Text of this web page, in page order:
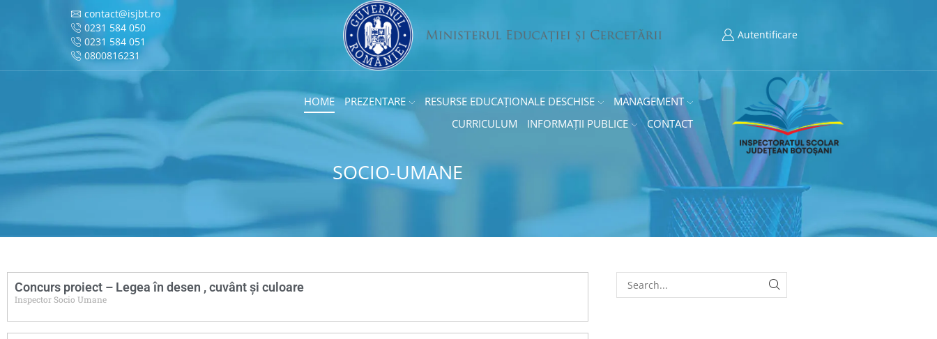
contact@isjbt.ro
0231 584 050
0231 584 051
0800816231
Autentificare
HOME PREZENTARE RESURSE EDUCAȚIONALE DESCHISE
MANAGEMENT
CURRICULUM
INFORMAȚII PUBLICE CONTACT
SOCIO-UMANE
Concurs proiect – Legea în desen , cuvânt și culoare
Inspector Socio Umane